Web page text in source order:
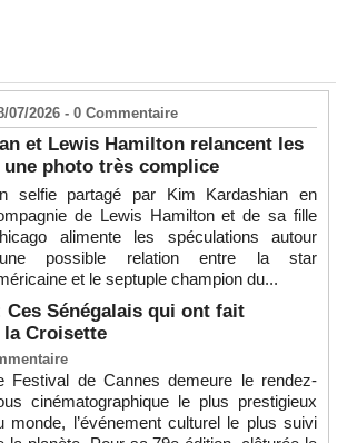
07/2026 - 0 Commentaire
et Lewis Hamilton relancent les
une photo très complice
selfie partagé par Kim Kardashian en
de Lewis Hamilton et de sa fille
alimente les spéculations autour
possible relation entre la star
et le septuple champion du...
Ces Sénégalais qui ont fait
Croisette
Festival de Cannes demeure le rendez-
cinématographique le plus prestigieux
monde, l’événement culturel le plus suivi